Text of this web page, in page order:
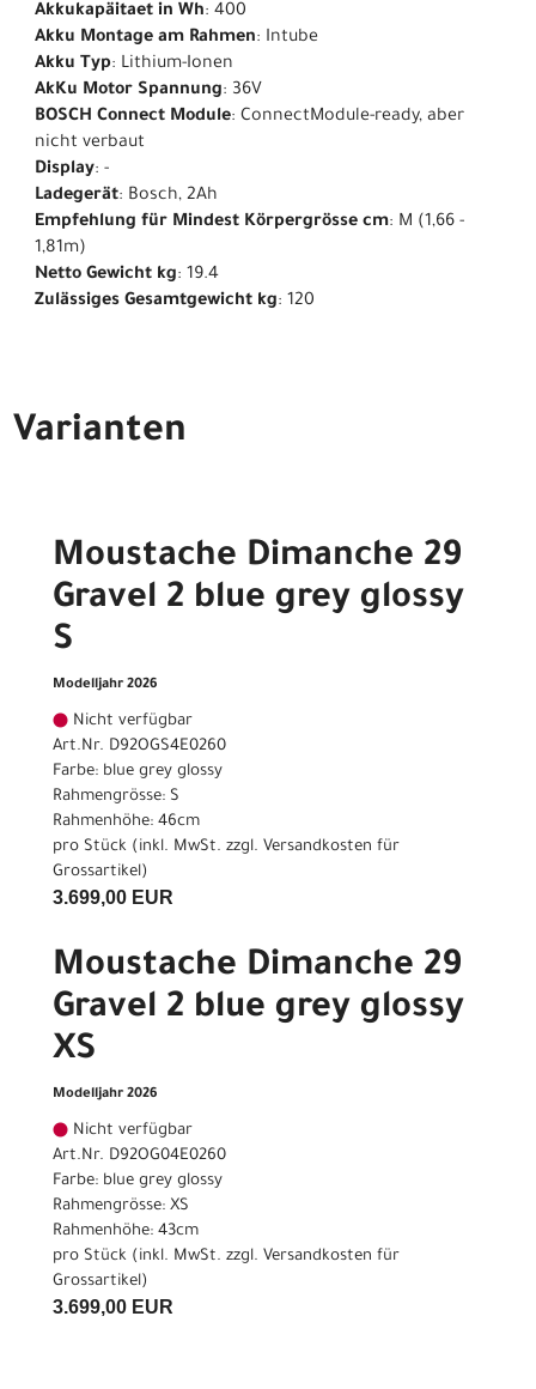
Akkukapäitaet in Wh: 400
Akku Montage am Rahmen: Intube
Akku Typ: Lithium-Ionen
AkKu Motor Spannung: 36V
BOSCH Connect Module: ConnectModule-ready, aber
nicht verbaut
Display: -
Ladegerät: Bosch, 2Ah
Empfehlung für Mindest Körpergrösse cm: M (1,66 -
1,81m)
Netto Gewicht kg: 19.4
Zulässiges Gesamtgewicht kg: 120
Varianten
Moustache Dimanche 29
Gravel 2 blue grey glossy
S
Modelljahr 2026
Nicht verfügbar
Art.Nr. D92OGS4E0260
Farbe: blue grey glossy
Rahmengrösse: S
Rahmenhöhe: 46cm
pro Stück (inkl. MwSt. zzgl. Versandkosten für
Grossartikel)
3.699,00 EUR
Moustache Dimanche 29
Gravel 2 blue grey glossy
XS
Modelljahr 2026
Nicht verfügbar
Art.Nr. D92OG04E0260
Farbe: blue grey glossy
Rahmengrösse: XS
Rahmenhöhe: 43cm
pro Stück (inkl. MwSt. zzgl. Versandkosten für
Grossartikel)
3.699,00 EUR